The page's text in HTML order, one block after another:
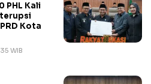
PHL Kali
Kota
WIB